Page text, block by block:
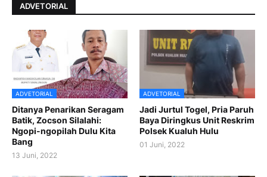
ADVETORIAL
ADVETORIAL
Ditanya Penarikan Seragam
Batik, Zocson Silalahi:
Ngopi-ngopilah Dulu Kita
Bang
13 Juni, 2022
ADVETORIAL
Jadi Jurtul Togel, Pria Paruh
Baya Diringkus Unit Reskrim
Polsek Kualuh Hulu
01 Juni, 2022